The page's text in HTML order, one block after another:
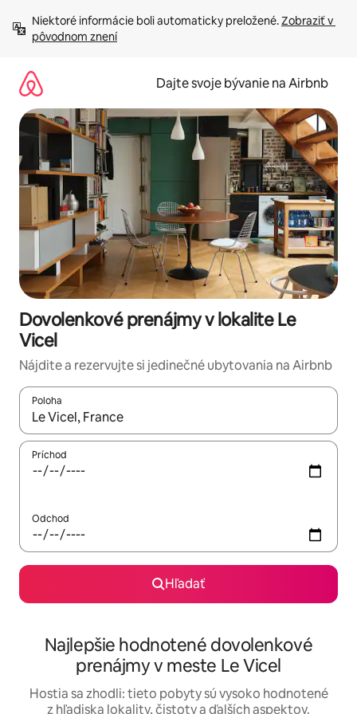
obsah.
Niektoré informácie boli automaticky preložené. Zobraziť v
pôvodnom znení
Dajte svoje bývanie na Airbnb
Dovolenkové prenájmy v lokalite Le
Vicel
Nájdite a rezervujte si jedinečné ubytovania na Airbnb
Poloha
Keď budú výsledky k dispozícii, môžete si ich prechádzať
Príchod
Odchod
Hľadať
Najlepšie hodnotené dovolenkové
prenájmy v meste Le Vicel
Hostia sa zhodli: tieto pobyty sú vysoko hodnotené
z hľadiska lokality, čistoty a ďalších aspektov.